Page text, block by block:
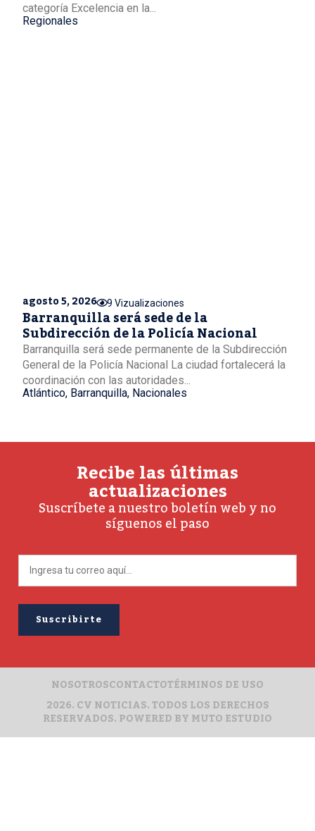
categoría Excelencia en la...
Regionales
agosto 5, 2026 9 Vizualizaciones
Barranquilla será sede de la
Subdirección de la Policía Nacional
Barranquilla será sede permanente de la Subdirección
General de la Policía Nacional La ciudad fortalecerá la
coordinación con las autoridades...
Atlántico, Barranquilla, Nacionales
Recibe las últimas
actualizaciones
Suscríbete a nuestro boletín web y no
síguenos el paso
2026. CV NOTICIAS. TODOS LOS DERECHOS
RESERVADOS. POWERED BYMUTO ESTUDIO
NOSOTROSCONTACTOTÉRMINOS DE USO